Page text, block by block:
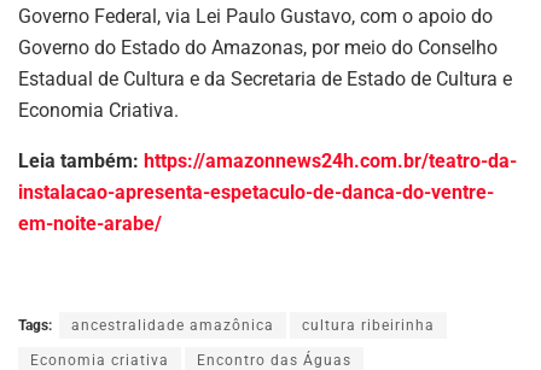
Governo Federal, via Lei Paulo Gustavo, com o apoio do
Governo do Estado do Amazonas, por meio do Conselho
Estadual de Cultura e da Secretaria de Estado de Cultura e
Economia Criativa.
Leia também: https://amazonnews24h.com.br/teatro-da-
instalacao-apresenta-espetaculo-de-danca-do-ventre-
em-noite-arabe/
Tags: ancestralidade amazônica cultura ribeirinha
Economia criativa Encontro das Águas